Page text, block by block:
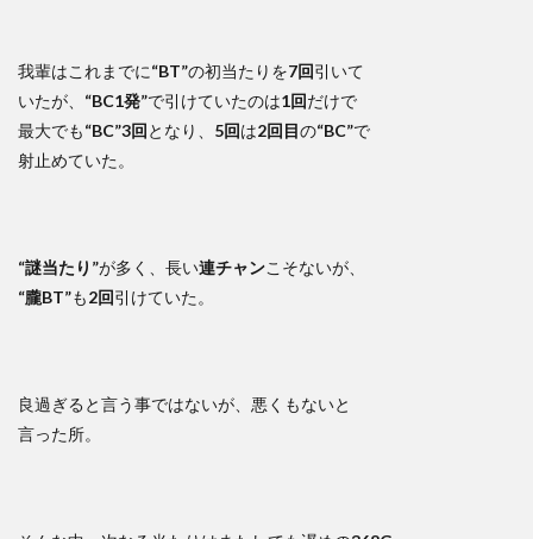
我輩はこれまでに“BT”の初当たりを7回引いて
いたが、 “BC1発”で引けていたのは1回だけで
最大でも“BC”3回となり、 5回は2回目の“BC”で
射止めていた。
“謎当たり”が多く、長い連チャンこそないが、
“朧BT”も2回引けていた。
良過ぎると言う事ではないが、悪くもないと
言った所。